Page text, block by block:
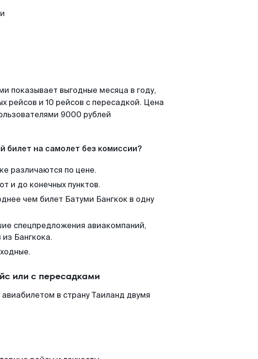
показывает выгодные месяца в году,
рейсов и 10 рейсов с пересадкой. Цена
9000 рублей
билет на самолет без комиссии?
различаются по цене.
и до конечных пунктов.
чем билет Батуми Бангкок в одну
спецпредложения авиакомпаний,
Бангкока.
или с пересадками
в страну Таиланд двумя